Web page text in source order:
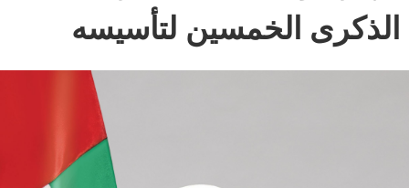
الذكرى الخمسين لتأسيسه